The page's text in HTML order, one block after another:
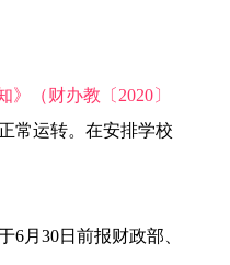
（财办教〔2020〕
常运转。在安排学校
月30日前报财政部、